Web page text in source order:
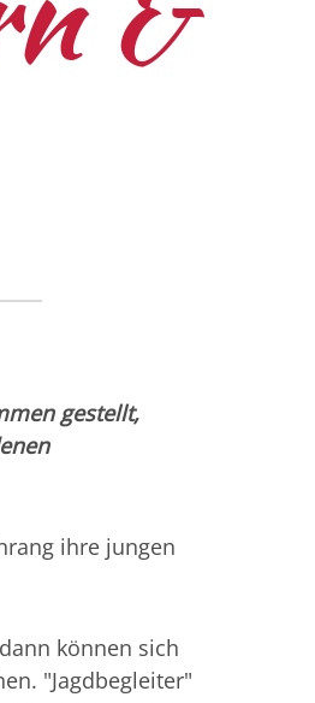
gestellt,
ihre jungen
können sich
"Jagdbegleiter"